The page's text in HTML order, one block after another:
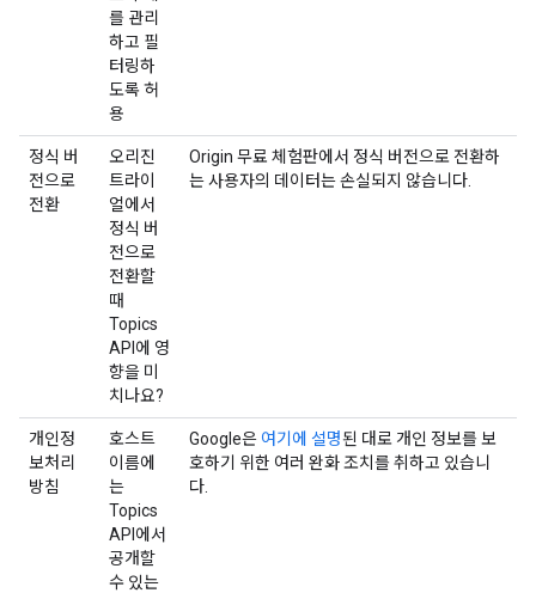
를 관리
하고 필
터링하
도록 허
용
정식 버
전으로
전환
오리진
트라이
얼에서
정식 버
전으로
전환할
때
Topics
API에 영
향을 미
치나요?
Origin 무료 체험판에서 정식 버전으로 전환하
는 사용자의 데이터는 손실되지 않습니다.
개인정
보처리
방침
호스트
이름에
는
Topics
API에서
공개할
수 있는
Google은 여기에 설명된 대로 개인 정보를 보
호하기 위한 여러 완화 조치를 취하고 있습니
다.